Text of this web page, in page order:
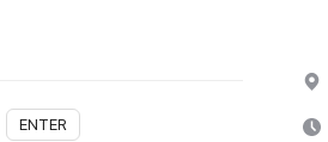
ENTER